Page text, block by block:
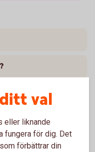
betalt i mobilen?
jag ha i Pay
val
eller liknande
fungera för dig. Det
förbättrar din